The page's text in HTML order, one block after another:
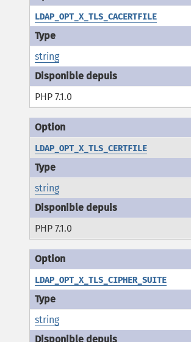
LDAP_OPT_X_TLS_CACERTFILE
string
PHP 7.1.0
LDAP_OPT_X_TLS_CERTFILE
string
PHP 7.1.0
LDAP_OPT_X_TLS_CIPHER_SUITE
string